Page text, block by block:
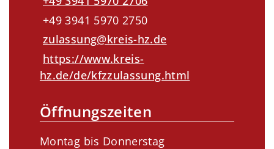
+49 3941 5970 2750
zulassung@kreis-hz.de
https://www.kreis-
hz.de/de/kfzzulassung.html
Öffnungszeiten
Montag bis Donnerstag